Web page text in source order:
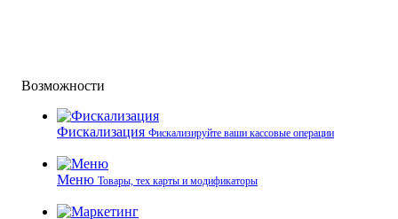
Возможности
Фискализация Фискализируйте ваши кассовые операции
Меню Товары, тех карты и модификаторы